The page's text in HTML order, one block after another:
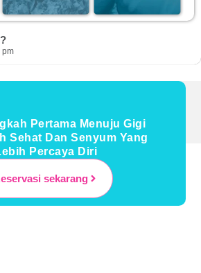
pm
Pertama Menuju Gigi
Sehat Dan Senyum Yang
Percaya Diri
sekarang